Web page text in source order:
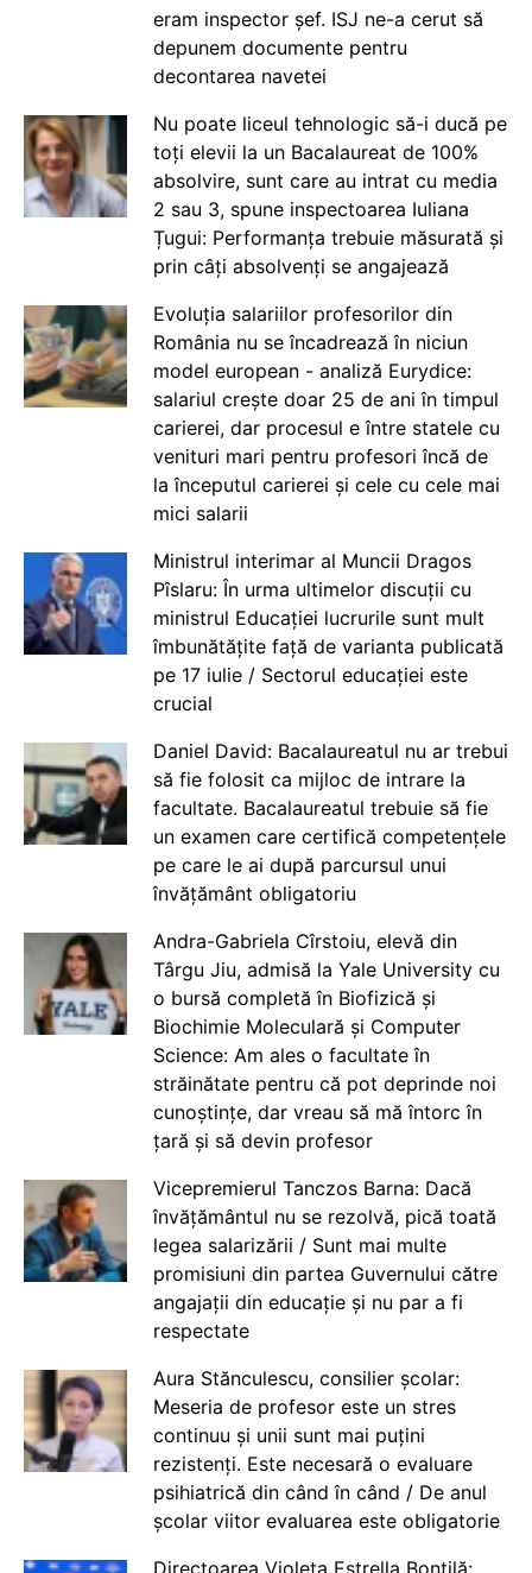
eram inspector șef. ISJ ne-a cerut să
depunem documente pentru
decontarea navetei
Nu poate liceul tehnologic să-i ducă pe
toți elevii la un Bacalaureat de 100%
absolvire, sunt care au intrat cu media
2 sau 3, spune inspectoarea Iuliana
Țugui: Performanța trebuie măsurată și
prin câți absolvenți se angajează
Evoluția salariilor profesorilor din
România nu se încadrează în niciun
model european - analiză Eurydice:
salariul crește doar 25 de ani în timpul
carierei, dar procesul e între statele cu
venituri mari pentru profesori încă de
la începutul carierei și cele cu cele mai
mici salarii
Ministrul interimar al Muncii Dragos
Pîslaru: În urma ultimelor discuții cu
ministrul Educației lucrurile sunt mult
îmbunătățite față de varianta publicată
pe 17 iulie / Sectorul educației este
crucial
Daniel David: Bacalaureatul nu ar trebui
să fie folosit ca mijloc de intrare la
facultate. Bacalaureatul trebuie să fie
un examen care certifică competențele
pe care le ai după parcursul unui
învățământ obligatoriu
Andra-Gabriela Cîrstoiu, elevă din
Târgu Jiu, admisă la Yale University cu
o bursă completă în Biofizică și
Biochimie Moleculară și Computer
Science: Am ales o facultate în
străinătate pentru că pot deprinde noi
cunoștințe, dar vreau să mă întorc în
țară și să devin profesor
Vicepremierul Tanczos Barna: Dacă
învățământul nu se rezolvă, pică toată
legea salarizării / Sunt mai multe
promisiuni din partea Guvernului către
angajații din educație și nu par a fi
respectate
Aura Stănculescu, consilier școlar:
Meseria de profesor este un stres
continuu și unii sunt mai puțini
rezistenți. Este necesară o evaluare
psihiatrică din când în când / De anul
școlar viitor evaluarea este obligatorie
Directoarea Violeta Estrella Bontilă: